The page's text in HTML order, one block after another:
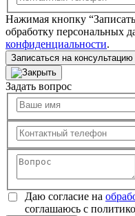
Нажимая кнопку
обработку персональных
конфиденциальности.
Записаться на консультацию
Задать вопрос
Даю согласие на
соглашаюсь с